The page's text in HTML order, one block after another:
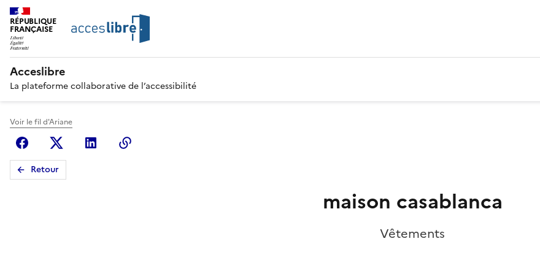
RÉPUBLIQUE
FRANÇAISE
Acceslibre
La plateforme collaborative de l’accessibilité
Voir le fil d'Ariane
FacebookX (anciennement Twitter)
Linkedin
Retour
maison casablanca
Vêtements